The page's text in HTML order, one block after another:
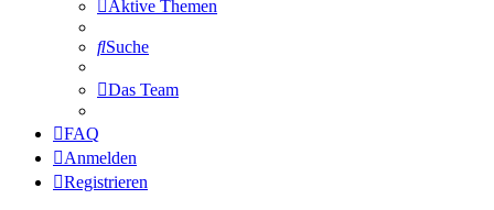
Aktive Themen
Suche
Das Team
FAQ
Anmelden
Registrieren